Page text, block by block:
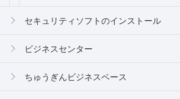
セキュリティソフトのインストール
ビジネスセンター
ちゅうぎんビジネスベース